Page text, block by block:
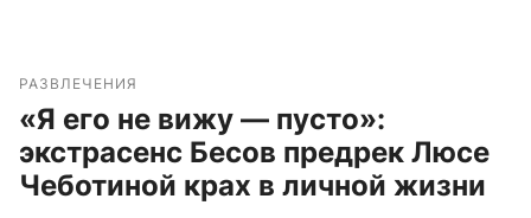
РАЗВЛЕЧЕНИЯ
«Я его не вижу — пусто»:
экстрасенс Бесов предрек Люсе
Чеботиной крах в личной жизни